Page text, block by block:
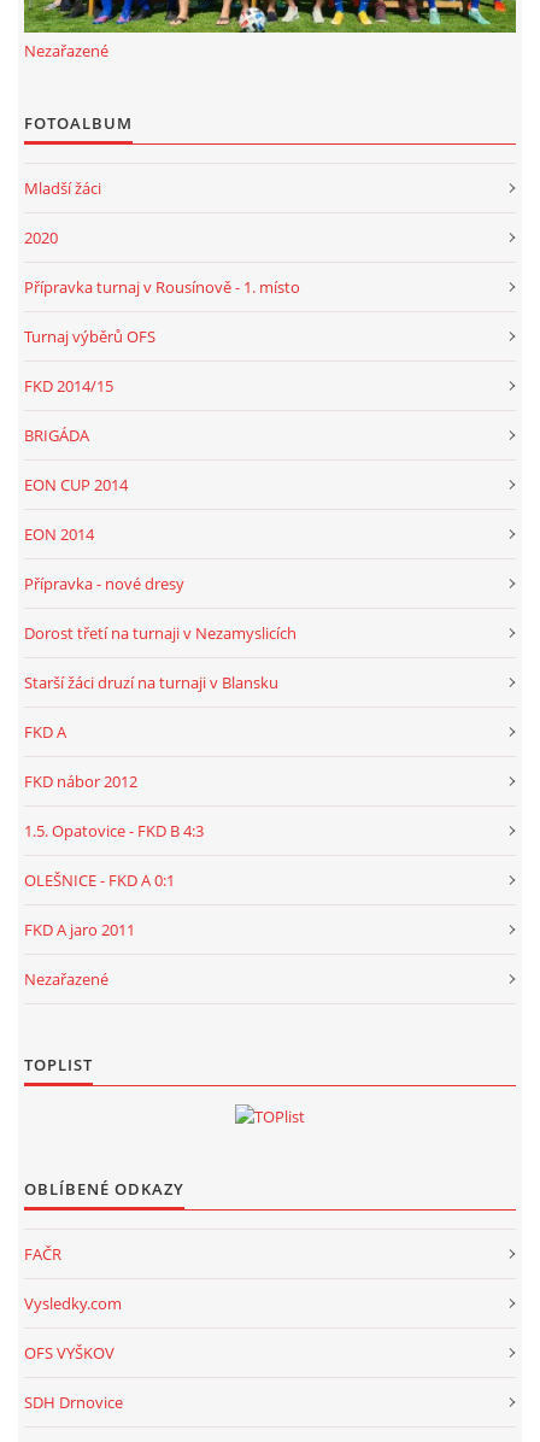
č.ú. 3227086359 / 0800
© 2026 eStránky.cz |RSS
Nezařazené
FOTOALBUM
Mladší žáci
2020
Přípravka turnaj v Rousínově - 1. místo
Turnaj výběrů OFS
FKD 2014/15
BRIGÁDA
EON CUP 2014
EON 2014
Přípravka - nové dresy
Dorost třetí na turnaji v Nezamyslicích
Starší žáci druzí na turnaji v Blansku
FKD A
FKD nábor 2012
1.5. Opatovice - FKD B 4:3
OLEŠNICE - FKD A 0:1
FKD A jaro 2011
Nezařazené
TOPLIST
OBLÍBENÉ ODKAZY
FAČR
Vysledky.com
OFS VYŠKOV
SDH Drnovice